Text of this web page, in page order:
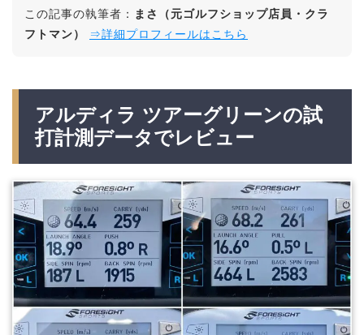
この記事の執筆者： まさ（元ゴルフショップ店員・クラ
フトマン）
⇒詳細プロフィールはこちら
アルディラ ツアーグリーンの試
打計測データでレビュー